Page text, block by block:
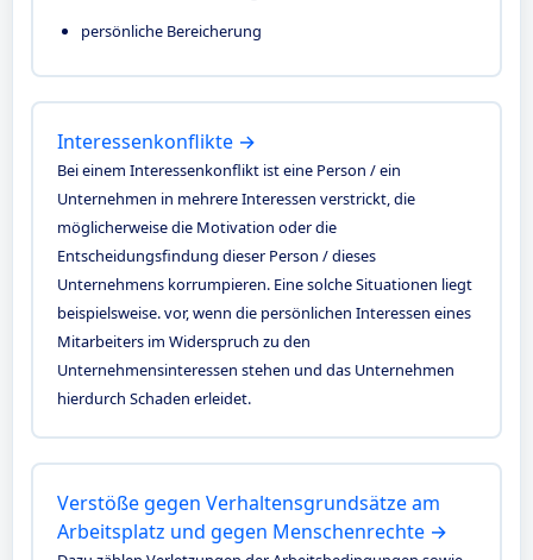
persönliche Bereicherung
Interessenkonflikte →
Bei einem Interessenkonflikt ist eine Person / ein
Unternehmen in mehrere Interessen verstrickt, die
möglicherweise die Motivation oder die
Entscheidungsfindung dieser Person / dieses
Unternehmens korrumpieren. Eine solche Situationen liegt
beispielsweise. vor, wenn die persönlichen Interessen eines
Mitarbeiters im Widerspruch zu den
Unternehmensinteressen stehen und das Unternehmen
hierdurch Schaden erleidet.
Verstöße gegen Verhaltensgrundsätze am
Arbeitsplatz und gegen Menschenrechte →